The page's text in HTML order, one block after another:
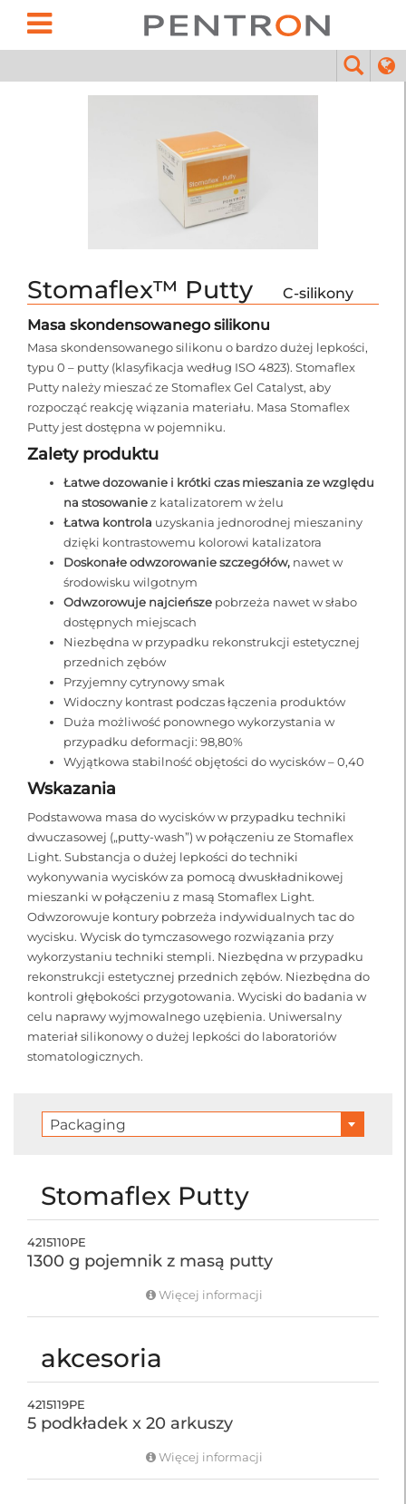
Stomaflex™ Putty
C-silikony
Masa skondensowanego silikonu
Masa skondensowanego silikonu o bardzo dużej lepkości,
typu 0 – putty (klasyfikacja według ISO 4823). Stomaflex
Putty należy mieszać ze Stomaflex Gel Catalyst, aby
rozpocząć reakcję wiązania materiału. Masa Stomaflex
Putty jest dostępna w pojemniku.
Zalety produktu
Łatwe dozowanie i krótki czas mieszania ze względu
na stosowaniez katalizatorem w żelu
Łatwa kontrola uzyskania jednorodnej mieszaniny
dzięki kontrastowemu kolorowi katalizatora
Doskonałe odwzorowanie szczegółów, nawet w
środowisku wilgotnym
Odwzorowuje najcieńsze pobrzeża nawet w słabo
dostępnych miejscach
Niezbędna w przypadku rekonstrukcji estetycznej
przednich zębów
Przyjemny cytrynowy smak
Widoczny kontrast podczas łączenia produktów
Duża możliwość ponownego wykorzystania w
przypadku deformacji: 98,80%
Wyjątkowa stabilność objętości do wycisków – 0,40
Wskazania
Podstawowa masa do wycisków w przypadku techniki
dwuczasowej („putty-wash”) w połączeniu ze Stomaﬂex
Light. Substancja o dużej lepkości do techniki
wykonywania wycisków za pomocą dwuskładnikowej
mieszanki w połączeniu z masą Stomaﬂex Light.
Odwzorowuje kontury pobrzeża indywidualnych tac do
wycisku. Wycisk do tymczasowego rozwiązania przy
wykorzystaniu techniki stempli. Niezbędna w przypadku
rekonstrukcji estetycznej przednich zębów. Niezbędna do
kontroli głębokości przygotowania. Wyciski do badania w
celu naprawy wyjmowalnego uzębienia. Uniwersalny
materiał silikonowy o dużej lepkości do laboratoriów
stomatologicznych.
Packaging
Stomaflex Putty
4215110PE
1300 g pojemnik z masą putty
Więcej informacji
akcesoria
4215119PE
5 podkładek x 20 arkuszy
Więcej informacji